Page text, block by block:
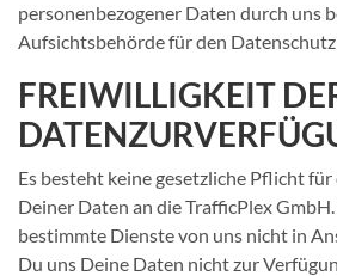
personenbezogener Daten durch uns
Aufsichtsbehörde für den
FREIWILLIGKEIT
Es besteht keine gesetzliche Pflicht
Deiner Daten an die TrafficPlex
bestimmte Dienste von uns nicht in
Du uns Deine Daten nicht zur